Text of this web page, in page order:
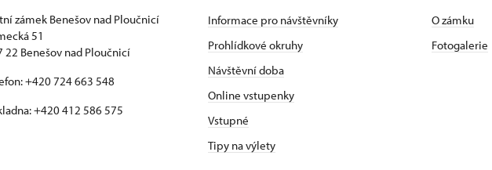
zámek Benešov nad Ploučnicí
51
22 Benešov nad Ploučnicí
+420 724 663 548
+420 412 586 575
Informace pro návštěvníky
Prohlídkové okruhy
Návštěvní doba
Online vstupenky
Vstupné
Tipy na výlety
O zámku
Fotogalerie